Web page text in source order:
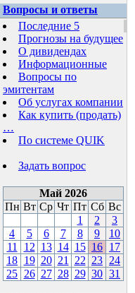
Вопросы и ответы
Последние 5
Прогнозы на будущее
О дивидендах
Информационные
Вопросы по
эмитентам
Об услугах компании
Как купить (продать)
…
По системе QUIK
Задать вопрос
Май 2026
Пн Вт Ср Чт Пт Сб Вс
1
2
3
4
5 6 7 8 9
10
11
12 13 14 15 16 17
18 19 20 21 22 23 24
25 26 27 28 29 30 31